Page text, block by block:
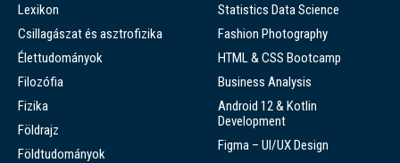
Lexikon
Csillagászat és asztrofizika
Élettudományok
Filozófia
Fizika
Földrajz
Földtudományok
Statistics Data Science
Fashion Photography
HTML & CSS Bootcamp
Business Analysis
Android 12 & Kotlin
Development
Figma – UI/UX Design